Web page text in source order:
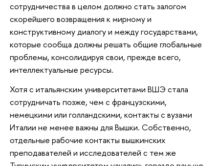
сотрудничества в целом должно стать залогом
скорейшего возвращения к мирному и
конструктивному диалогу и между государствами,
которые сообща должны решать общие глобальные
проблемы, консолидируя свои, прежде всего,
интеллектуальные ресурсы.
Хотя с итальянским университетами ВШЭ стала
сотрудничать позже, чем с французскими,
немецкими или голландскими, контакты с вузами
Италии не менее важны для Вышки. Собственно,
отдельные рабочие контакты вышкинских
преподавателей и исследователей с тем же